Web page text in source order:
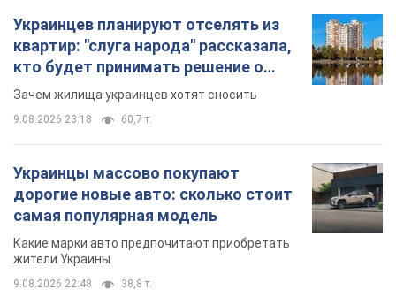
Украинцев планируют отселять из
квартир: "слуга народа" рассказала,
кто будет принимать решение о
сносе домов
Зачем жилища украинцев хотят сносить
9.08.2026 23:18 60,7 т.
Украинцы массово покупают
дорогие новые авто: сколько стоит
самая популярная модель
Какие марки авто предпочитают приобретать
жители Украины
9.08.2026 22:48 38,8 т.